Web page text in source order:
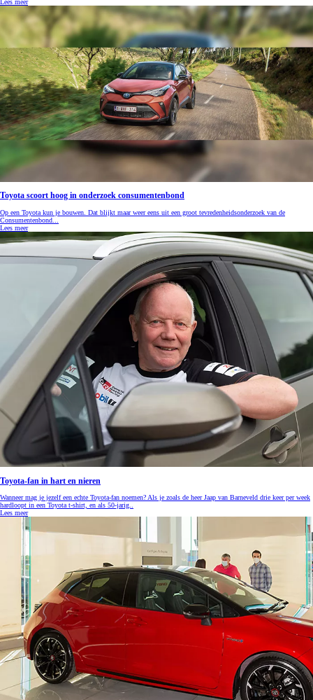
Lees meer
Toyota scoort hoog in onderzoek consumentenbond
Op een Toyota kun je bouwen. Dat blijkt maar weer eens uit een groot tevredenheidsonderzoek van de
Consumentenbond...
Lees meer
Toyota-fan in hart en nieren
Wanneer mag je jezelf een echte Toyota-fan noemen? Als je zoals de heer Jaap van Barneveld drie keer per week
hardloopt in een Toyota t-shirt, en als 50-jarig..
Lees meer